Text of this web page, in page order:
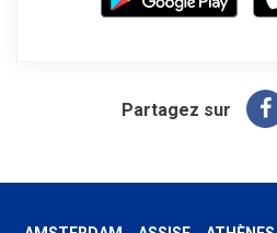
Partagez sur